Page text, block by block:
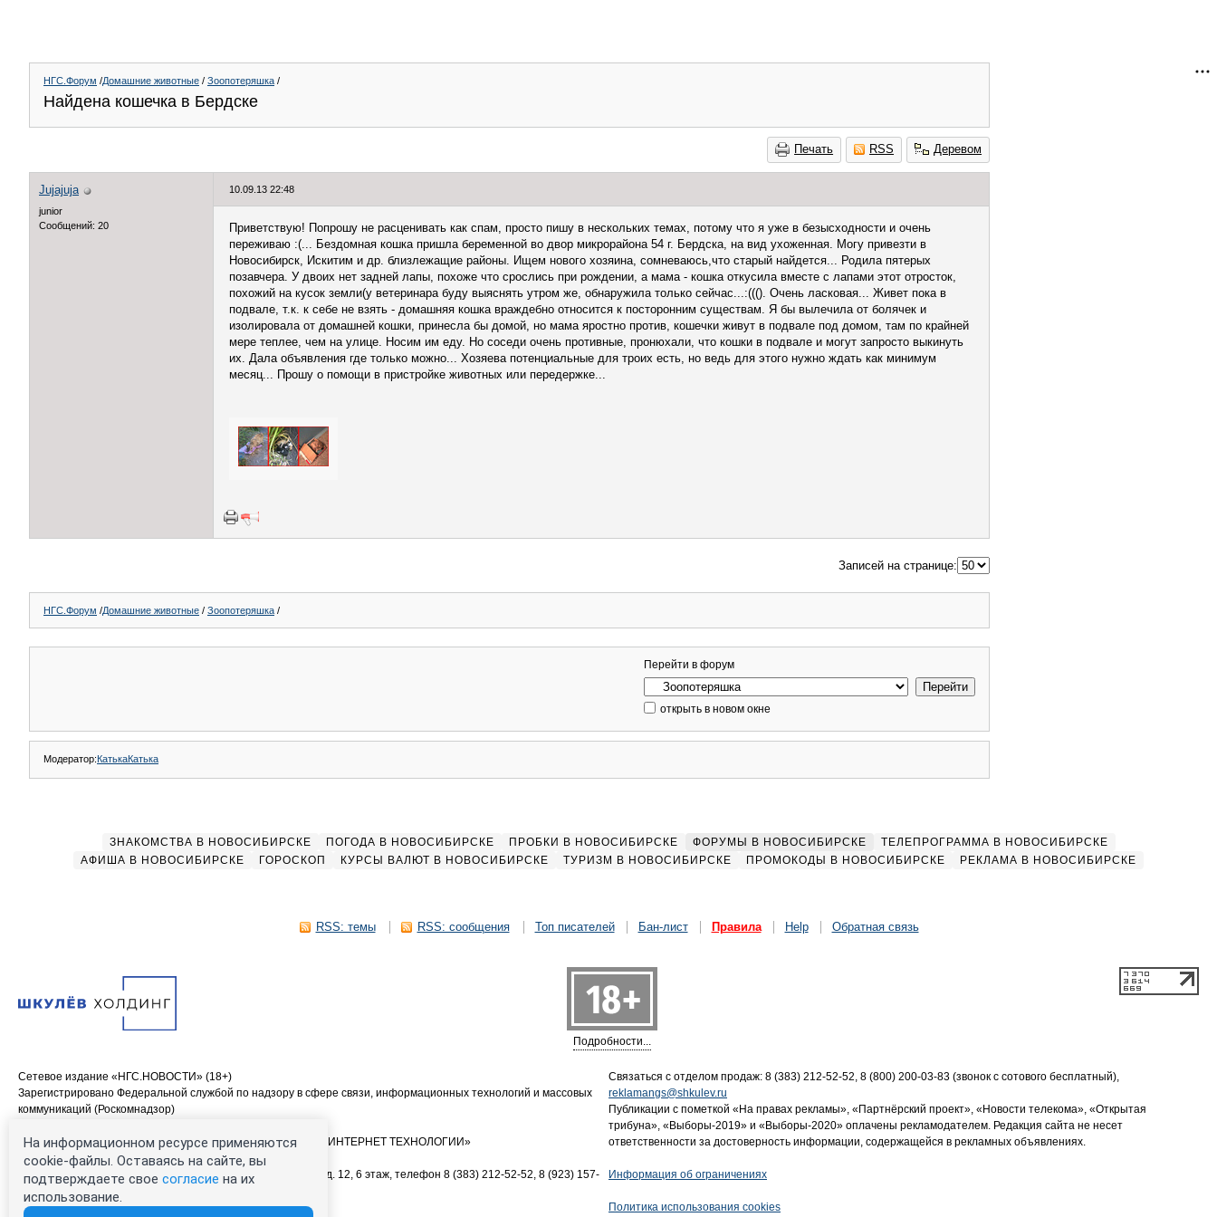
НГС.Форум /Домашние животные / Зоопотеряшка /
Найдена кошечка в Бердске
Печать RSS Деревом
Jujajuja
junior
Сообщений: 20
10.09.13 22:48
Приветствую! Попрошу не расценивать как спам, просто пишу в нескольких темах, потому что я уже в безысходности и очень
переживаю :(... Бездомная кошка пришла беременной во двор микрорайона 54 г. Бердска, на вид ухоженная. Могу привезти в
Новосибирск, Искитим и др. близлежащие районы. Ищем нового хозяина, сомневаюсь,что старый найдется... Родила пятерых
позавчера. У двоих нет задней лапы, похоже что срослись при рождении, а мама - кошка откусила вместе с лапами этот отросток,
похожий на кусок земли(у ветеринара буду выяснять утром же, обнаружила только сейчас...:(((). Очень ласковая... Живет пока в
подвале, т.к. к себе не взять - домашняя кошка враждебно относится к посторонним существам. Я бы вылечила от болячек и
изолировала от домашней кошки, принесла бы домой, но мама яростно против, кошечки живут в подвале под домом, там по крайней
мере теплее, чем на улице. Носим им еду. Но соседи очень противные, пронюхали, что кошки в подвале и могут запросто выкинуть
их. Дала объявления где только можно... Хозяева потенциальные для троих есть, но ведь для этого нужно ждать как минимум
месяц... Прошу о помощи в пристройке животных или передержке...
Записей на странице:
НГС.Форум /Домашние животные / Зоопотеряшка /
Перейти в форум
открыть в новом окне
Модератор:КатькаКатька
ЗНАКОМСТВА В НОВОСИБИРСКЕ ПОГОДА В НОВОСИБИРСКЕ ПРОБКИ В НОВОСИБИРСКЕ ФОРУМЫ В НОВОСИБИРСКЕ
ТЕЛЕПРОГРАММА В НОВОСИБИРСКЕ
АФИША В НОВОСИБИРСКЕ
ГОРОСКОП КУРСЫ ВАЛЮТ В НОВОСИБИРСКЕ ТУРИЗМ В НОВОСИБИРСКЕ ПРОМОКОДЫ В НОВОСИБИРСКЕ РЕКЛАМА В НОВОСИБИРСКЕ
RSS: темы RSS: сообщения Топ писателей Бан-лист Правила Help Обратная связь
Подробности...
Сетевое издание «НГС.НОВОСТИ» (18+)
Зарегистрировано Федеральной службой по надзору в сфере связи, информационных технологий и массовых
коммуникаций (Роскомнадзор)
Учредитель: Общество с ограниченной ответственностью «ИНТЕРНЕТ ТЕХНОЛОГИИ»
Главный редактор: Громкова Елена Александровна
Адрес редакции: 630099, Россия, Новосибирск, ул. Ленина, д. 12, 6 этаж, телефон 8 (383) 212-52-52, 8 (923) 157-
Электронный адрес редакции:ngs@shkulev.ru
Связаться с отделом продаж: 8 (383) 212-52-52, 8 (800) 200-03-83 (звонок с сотового бесплатный),
reklamangs@shkulev.ru
Публикации с пометкой «На правах рекламы», «Партнёрский проект», «Новости телекома», «Открытая
трибуна», «Выборы-2019» и «Выборы-2020» оплачены рекламодателем. Редакция сайта не несет
ответственности за достоверность информации, содержащейся в рекламных объявлениях.
Информация об ограничениях
Политика использования cookies
На информационном ресурсе применяются
cookie-файлы. Оставаясь на сайте, вы
подтверждаете свое согласие на их
использование.